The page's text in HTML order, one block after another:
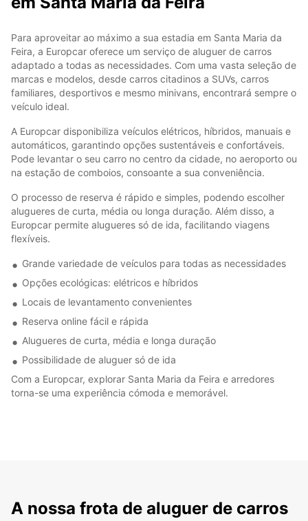
Para aproveitar ao máximo a sua estadia em Santa Maria da
Feira, a Europcar oferece um serviço de aluguer de carros
adaptado a todas as necessidades. Com uma vasta seleção de
marcas e modelos, desde carros citadinos a SUVs, carros
familiares, desportivos e mesmo minivans, encontrará sempre o
veículo ideal.
A Europcar disponibiliza veículos elétricos, híbridos, manuais e
automáticos, garantindo opções sustentáveis e confortáveis.
Pode levantar o seu carro no centro da cidade, no aeroporto ou
na estação de comboios, consoante a sua conveniência.
O processo de reserva é rápido e simples, podendo escolher
alugueres de curta, média ou longa duração. Além disso, a
Europcar permite alugueres só de ida, facilitando viagens
flexíveis.
Grande variedade de veículos para todas as necessidades
Opções ecológicas: elétricos e híbridos
Locais de levantamento convenientes
Reserva online fácil e rápida
Alugueres de curta, média e longa duração
Possibilidade de aluguer só de ida
Com a Europcar, explorar Santa Maria da Feira e arredores
torna-se uma experiência cómoda e memorável.
A nossa frota de aluguer de carros